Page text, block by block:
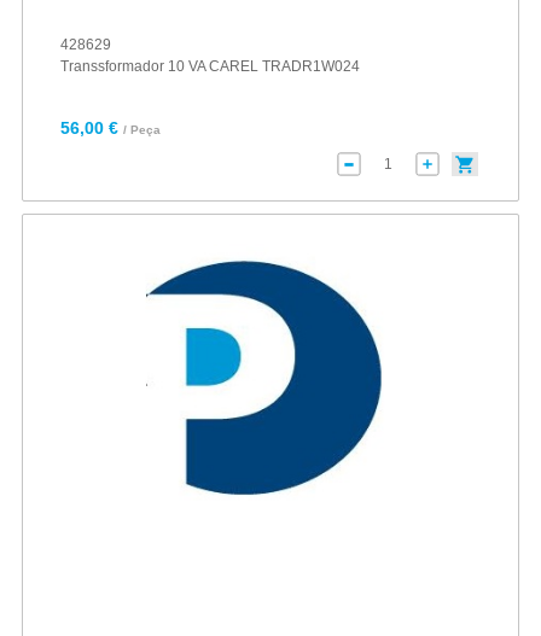
428629
Transsformador 10 VA CAREL TRADR1W024
56,00 € / Peça